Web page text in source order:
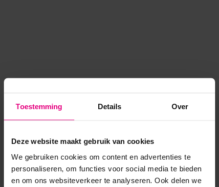
Toestemming Details Over
Deze website maakt gebruik van cookies
We gebruiken cookies om content en advertenties te
personaliseren, om functies voor social media te bieden
en om ons websiteverkeer te analyseren. Ook delen we